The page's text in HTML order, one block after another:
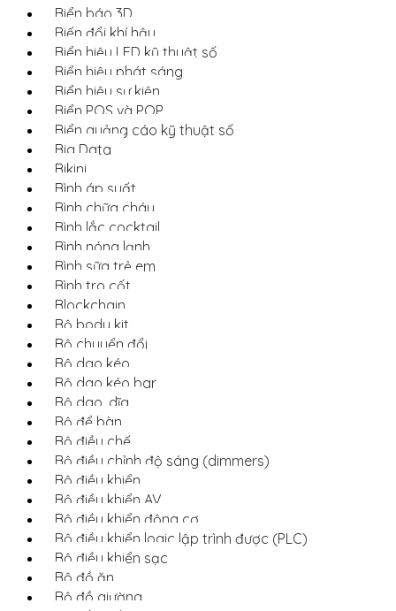
Biển báo 3D
Biến đổi khí hậu
Biển hiệu LED kỹ thuật số
Biển hiệu phát sáng
Biển hiệu sự kiện
Biển POS và POP
Biển quảng cáo kỹ thuật số
Big Data
Bikini
Bình áp suất
Bình chữa cháy
Bình lắc cocktail
Bình nóng lạnh
Bình sữa trẻ em
Bình tro cốt
Blockchain
Bộ body kit
Bộ chuyển đổi
Bộ dao kéo
Bộ dao kéo bar
Bộ dao, dĩa
Bộ để bàn
Bộ điều chế
Bộ điều chỉnh độ sáng (dimmers)
Bộ điều khiển
Bộ điều khiển AV
Bộ điều khiển động cơ
Bộ điều khiển logic lập trình được (PLC)
Bộ điều khiển sạc
Bộ đồ ăn
Bộ đồ giường